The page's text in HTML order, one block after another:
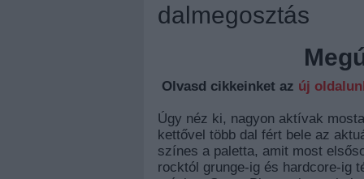
dalmegosztás
Olvasd cikkeinket az új
Úgy néz ki, nagyon aktívak
kettővel több dal fért bele az
színes a paletta, amit most
rocktól grunge-ig és hardcore-ig